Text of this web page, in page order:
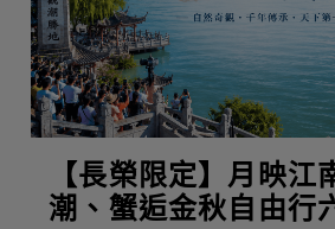
【長榮限定】月映江
潮、蟹逅金秋自由行